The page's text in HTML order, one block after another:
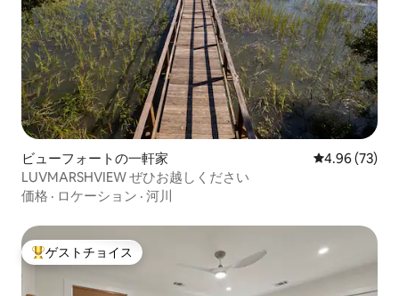
ビューフォートの一軒家 レビュー73
4.96 (73)
LUVMARSHVIEW ぜひお越しください
価格 · ロケーション · 河川
大好評のゲストチョイスです。
ゲストチョイス